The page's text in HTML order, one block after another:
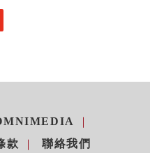
款
聯絡我們